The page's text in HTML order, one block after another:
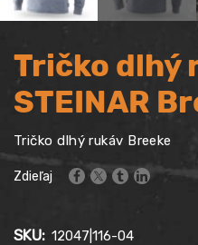
Tričko dlhý
STEINAR
Tričko dlhý rukáv Breeke
Zdieľaj
SKU: 12047|116-04